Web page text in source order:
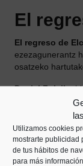
Utilizamos cookies
mostrarte publicidad
de tus hábitos de
para más
El
El regreso de
ezezagunerantz
osatzeko
Daniel Zulaika
Batzordeko kide
mundu birari
Artikulua